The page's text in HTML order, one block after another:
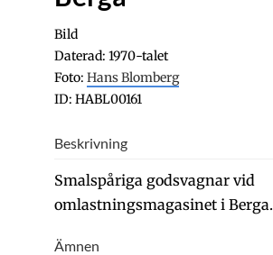
Bild
Daterad: 1970-talet
Foto: Hans Blomberg
ID: HABL00161
Beskrivning
Smalspåriga godsvagnar vid
omlastningsmagasinet i Berga.
Ämnen